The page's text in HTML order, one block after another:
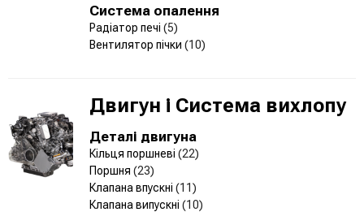
Система опалення
Радіатор печі (5)
Вентилятор пічки (10)
Двигун і Система вихлопу
Деталі двигуна
Кільця поршневі (22)
Поршня (23)
Клапана впускні (11)
Клапана випускні (10)